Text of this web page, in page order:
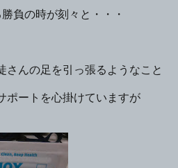
負の時が刻々と・・・
さんの足を引っ張るようなこと
ポートを心掛けていますが